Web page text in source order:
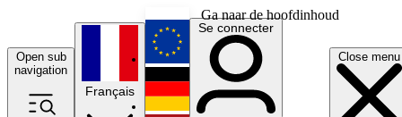
Ga naar de hoofdinhoud
Open sub
navigation
Close menu
Français
English
Deutsch
Se connecter